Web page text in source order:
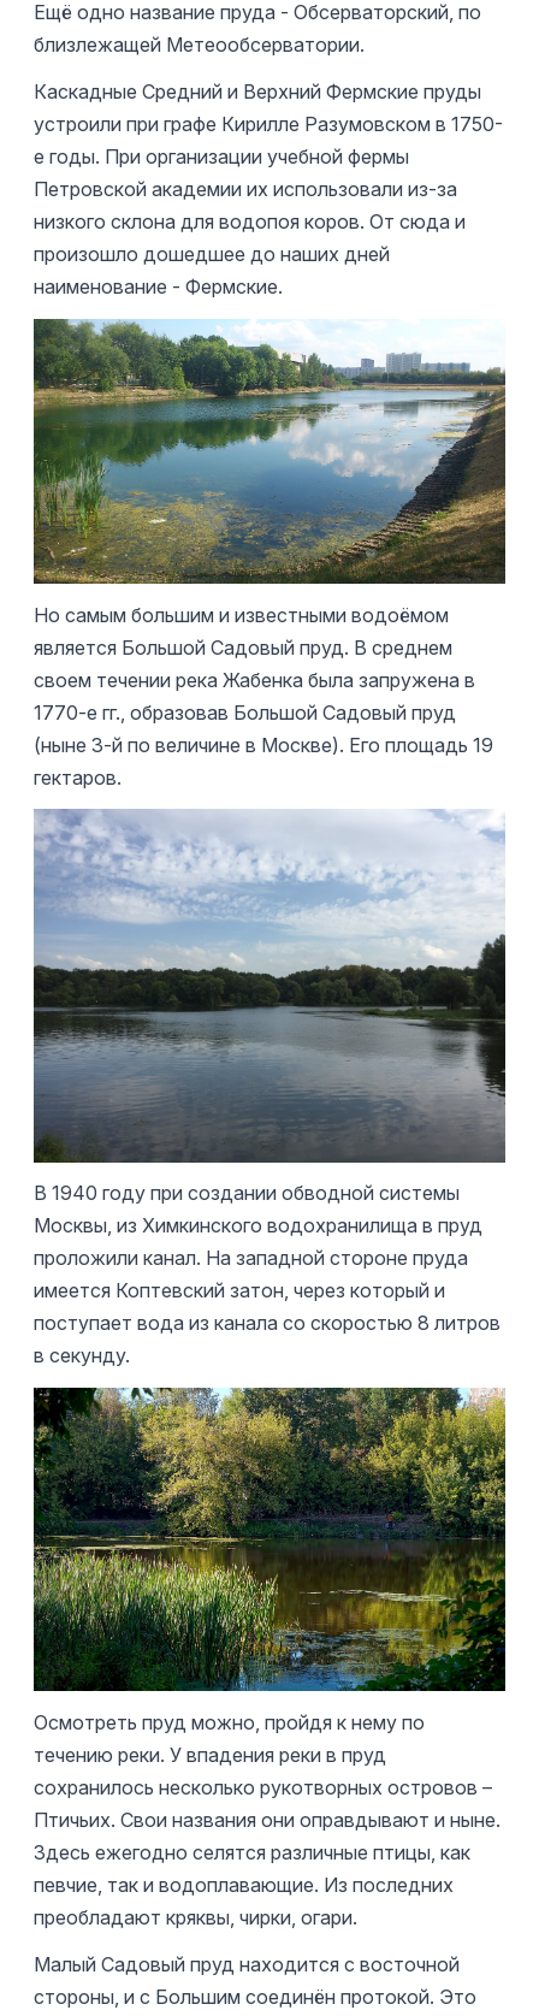
Ещё одно название пруда - Обсерваторский, по
близлежащей Метеообсерватории.
Каскадные Средний и Верхний Фермские пруды
устроили при графе Кирилле Разумовском в 1750-
е годы. При организации учебной фермы
Петровской академии их использовали из-за
низкого склона для водопоя коров. От сюда и
произошло дошедшее до наших дней
наименование - Фермские.
Но самым большим и известными водоёмом
является Большой Садовый пруд. В среднем
своем течении река Жабенка была запружена в
1770-е гг., образовав Большой Садовый пруд
(ныне 3-й по величине в Москве). Его площадь 19
гектаров.
В 1940 году при создании обводной системы
Москвы, из Химкинского водохранилища в пруд
проложили канал. На западной стороне пруда
имеется Коптевский затон, через который и
поступает вода из канала со скоростью 8 литров
в секунду.
Осмотреть пруд можно, пройдя к нему по
течению реки. У впадения реки в пруд
сохранилось несколько рукотворных островов –
Птичьих. Свои названия они оправдывают и ныне.
Здесь ежегодно селятся различные птицы, как
певчие, так и водоплавающие. Из последних
преобладают кряквы, чирки, огари.
Малый Садовый пруд находится с восточной
стороны, и с Большим соединён протокой. Это